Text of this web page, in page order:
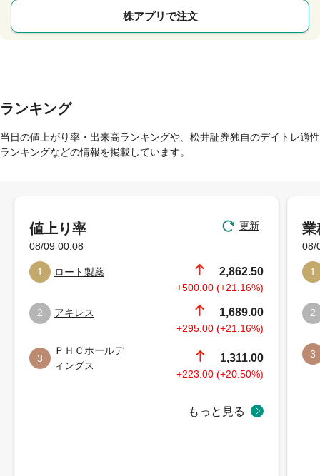
株アプリで注文
ランキング
当日の値上がり率・出来高ランキングや、松井証券独自のデイトレ適性
ランキングなどの情報を掲載しています。